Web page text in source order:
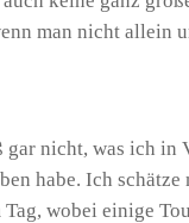
man nicht allein
gar nicht, was ich in
habe. Ich schätze
Tag, wobei einige